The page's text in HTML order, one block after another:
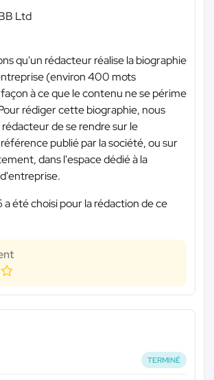
Ltd
qu'un rédacteur réalise la biographie
(environ 400 mots
à ce que le contenu ne se périme
rédiger cette biographie, nous
de se rendre sur le
publié par la société, ou sur
dans l'espace dédié à la
a été choisi pour la rédaction de ce
TERMINÉ